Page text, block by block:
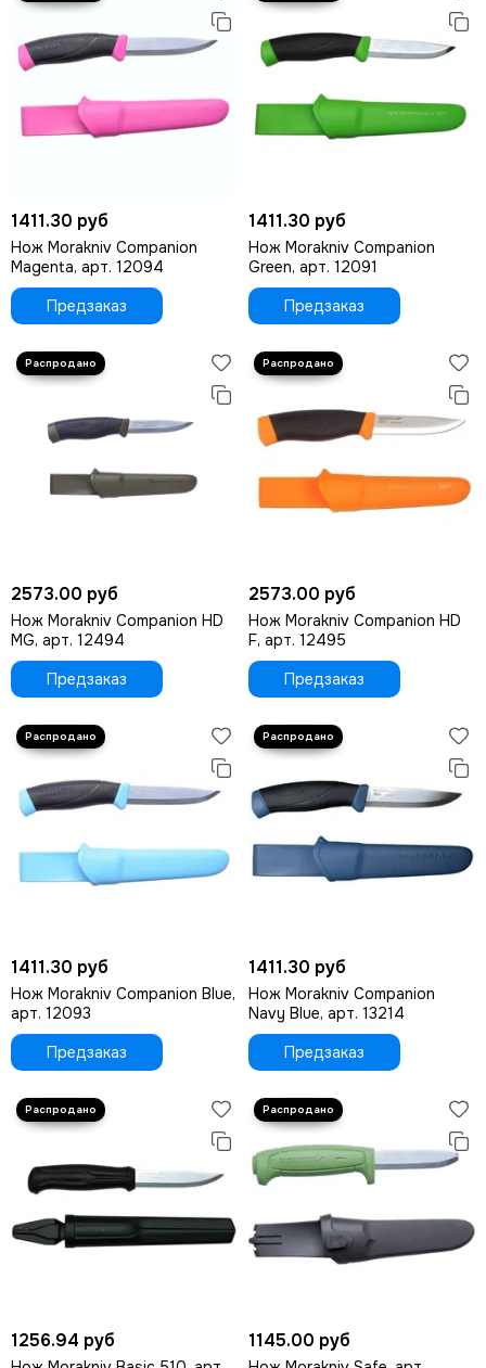
1411.30 руб
Нож Morakniv Companion
Magenta, арт. 12094
Предзаказ
1411.30 руб
Нож Morakniv Companion
Green, арт. 12091
Предзаказ
2573.00 руб
Нож Morakniv Companion HD
MG, арт. 12494
Предзаказ
2573.00 руб
Нож Morakniv Companion HD
F, арт. 12495
Предзаказ
1411.30 руб
Нож Morakniv Companion Blue,
арт. 12093
Предзаказ
1411.30 руб
Нож Morakniv Companion
Navy Blue, арт. 13214
Предзаказ
1256.94 руб 1145.00 руб